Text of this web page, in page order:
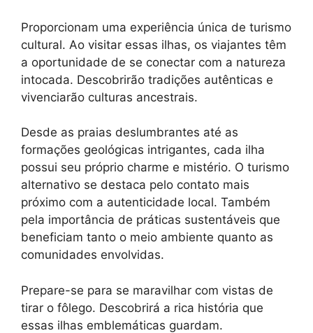
Proporcionam uma experiência única de turismo
cultural. Ao visitar essas ilhas, os viajantes têm
a oportunidade de se conectar com a natureza
intocada. Descobrirão tradições autênticas e
vivenciarão culturas ancestrais.
Desde as praias deslumbrantes até as
formações geológicas intrigantes, cada ilha
possui seu próprio charme e mistério. O turismo
alternativo se destaca pelo contato mais
próximo com a autenticidade local. Também
pela importância de práticas sustentáveis que
beneficiam tanto o meio ambiente quanto as
comunidades envolvidas.
Prepare-se para se maravilhar com vistas de
tirar o fôlego. Descobrirá a rica história que
essas ilhas emblemáticas guardam.